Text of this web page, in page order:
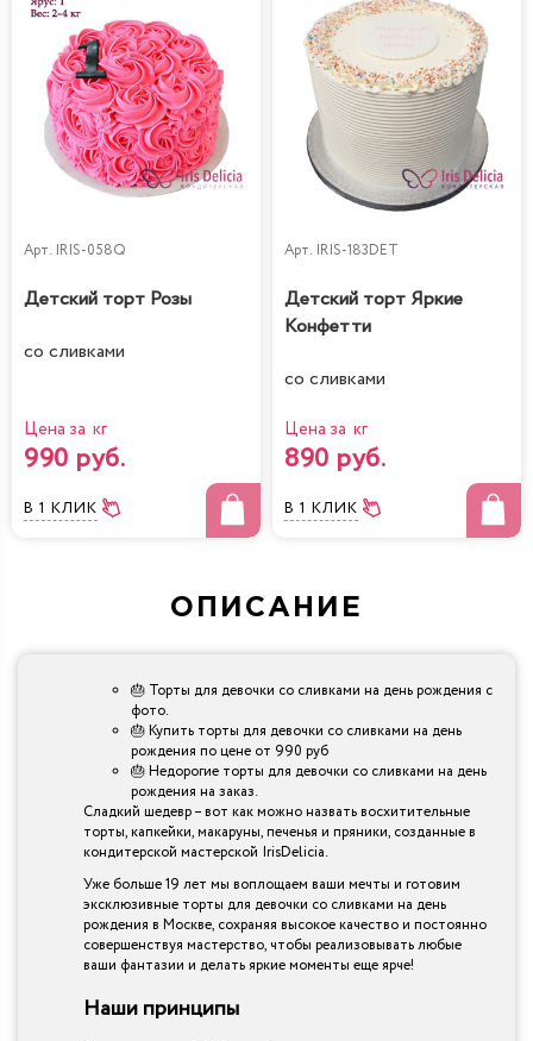
Арт. IRIS-058Q
Детский торт Розы
со сливками
Цена за кг
990 руб.
В 1 КЛИК
Арт. IRIS-183DET
Детский торт Яркие
Конфетти
со сливками
Цена за кг
890 руб.
В 1 КЛИК
ОПИСАНИЕ
🎂 Торты для девочки со сливками на день рождения с
фото.
🎂 Купить торты для девочки со сливками на день
рождения по цене от 990 руб
🎂 Недорогие торты для девочки со сливками на день
рождения на заказ.
Сладкий шедевр – вот как можно назвать восхитительные
торты, капкейки, макаруны, печенья и пряники, созданные в
кондитерской мастерской IrisDelicia.
Уже больше 19 лет мы воплощаем ваши мечты и готовим
эксклюзивные торты для девочки со сливками на день
рождения в Москве, сохраняя высокое качество и постоянно
совершенствуя мастерство, чтобы реализовывать любые
ваши фантазии и делать яркие моменты еще ярче!
Наши принципы